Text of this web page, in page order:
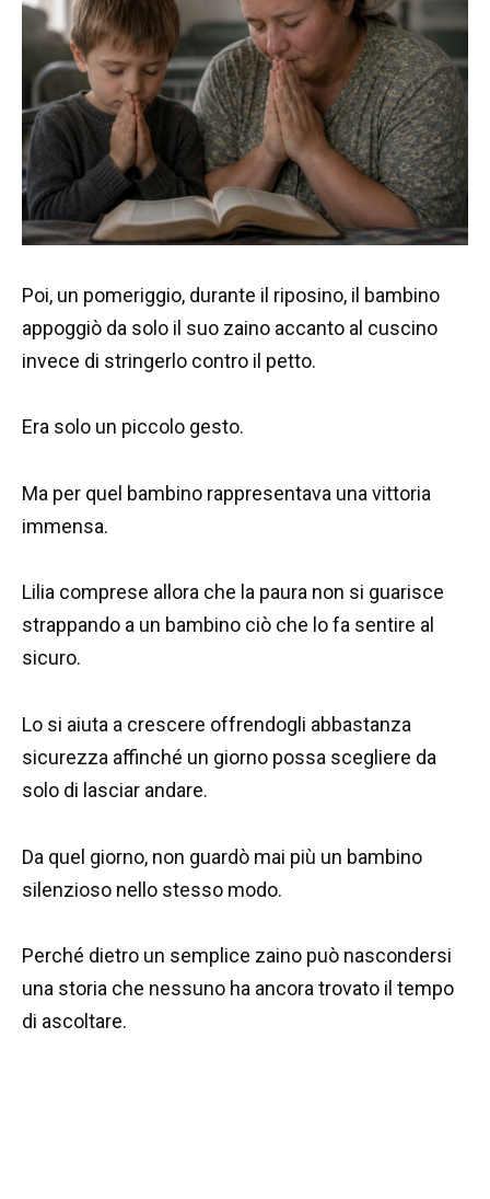
Poi, un pomeriggio, durante il riposino, il bambino
appoggiò da solo il suo zaino accanto al cuscino
invece di stringerlo contro il petto.
Era solo un piccolo gesto.
Ma per quel bambino rappresentava una vittoria
immensa.
Lilia comprese allora che la paura non si guarisce
strappando a un bambino ciò che lo fa sentire al
sicuro.
Lo si aiuta a crescere offrendogli abbastanza
sicurezza affinché un giorno possa scegliere da
solo di lasciar andare.
Da quel giorno, non guardò mai più un bambino
silenzioso nello stesso modo.
Perché dietro un semplice zaino può nascondersi
una storia che nessuno ha ancora trovato il tempo
di ascoltare.